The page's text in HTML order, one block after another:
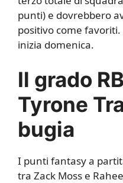
punti) e dovrebbero
positivo come favoriti.
inizia domenica.
Il grado
Tyrone
bugia
I punti fantasy a
tra Zack Moss e